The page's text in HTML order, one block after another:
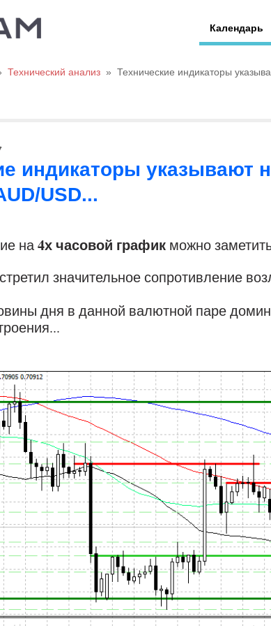
Календарь
Технический анализ » Технические индикаторы
индикаторы указывают
USD...
на4х часовой график можно
значительное сопротивление
дня в данной валютной паре